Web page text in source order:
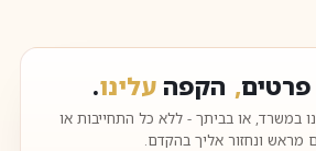
, הקפה עלינו.
במשרד, או בביתך - ללא כל התחייבות או
מראש ונחזור אליך בהקדם.